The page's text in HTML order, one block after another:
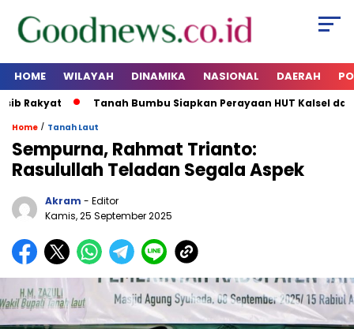
HOME WILAYAH DINAMIKA NASIONAL DAERAH
Rakyat Tanah Bumbu Siapkan Perayaan HUT Kalsel dan RI
Home / Tanah Laut
Sempurna, Rahmat Trianto:
Rasulullah Teladan Segala Aspek
Akram - Editor
Kamis, 25 September 2025